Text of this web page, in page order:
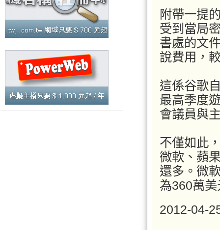
附帶一提
受到當局
書處的文
說費用，
這係谷歌
最高季度
會議員與
不僅如此
微軟、蘋
還多。微
為360萬
2012-04-